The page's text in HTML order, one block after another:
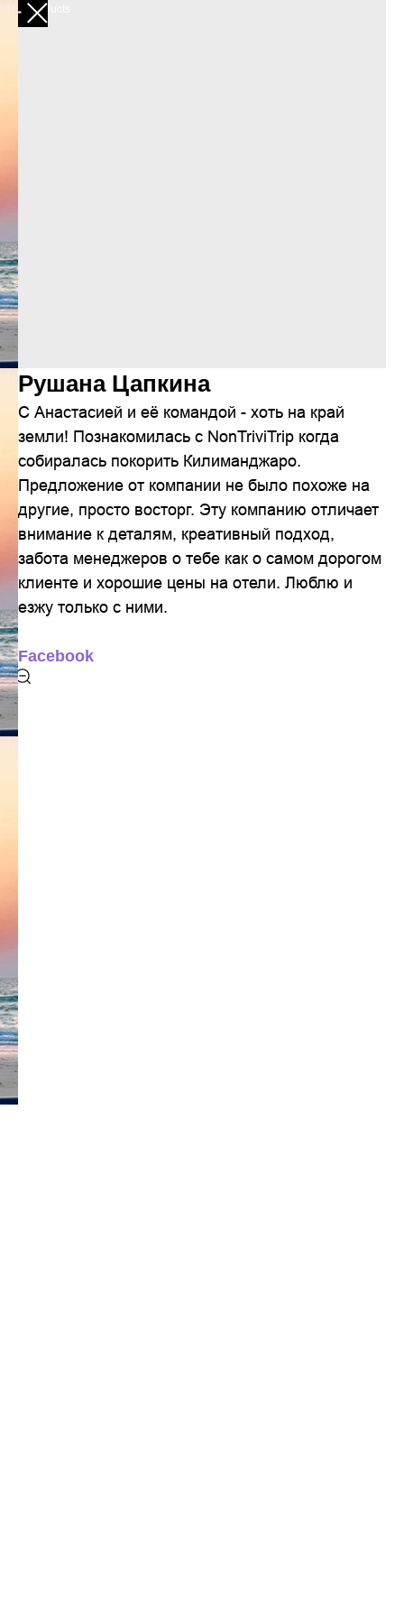
More products
Рушана Цапкина
С Анастасией и её командой - хоть на край
земли! Познакомилась с NonTriviTrip когда
собиралась покорить Килиманджаро.
Предложение от компании не было похоже на
другие, просто восторг. Эту компанию отличает
внимание к деталям, креативный подход,
забота менеджеров о тебе как о самом дорогом
клиенте и хорошие цены на отели. Люблю и
езжу только с ними.
Facebook